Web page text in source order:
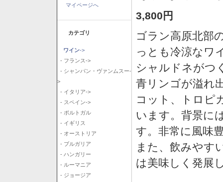
マイページへ
カテゴリ
ワイン->
- フランス->
- シャンパン・ヴァンムスー-
>
- イタリア->
- スペイン->
- ポルトガル
- イギリス
- オーストリア
- ブルガリア
- ハンガリー
- ルーマニア
- ジョージア
3,800円
ゴラン高原北部
っとも冷涼なワ
シャルドネがつ
青リンゴが溢れ
コット、トロピ
います。背景に
す。非常に風味
また、飲みやす
は美味しく発展